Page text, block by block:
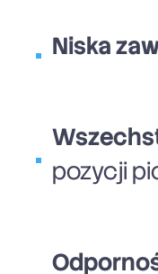
Niska
pozycji